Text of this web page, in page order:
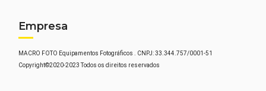
Empresa
MACRO FOTO Equipamentos Fotográficos . CNPJ: 33.344.757/0001-51
Copyright©2020-2023 Todos os direitos reservados